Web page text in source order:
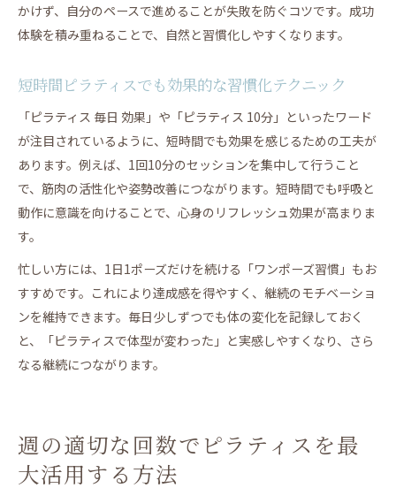
かけず、自分のペースで進めることが失敗を防ぐコツです。成功
体験を積み重ねることで、自然と習慣化しやすくなります。
短時間ピラティスでも効果的な習慣化テクニック
「ピラティス 毎日 効果」や「ピラティス 10分」といったワード
が注目されているように、短時間でも効果を感じるための工夫が
あります。例えば、1回10分のセッションを集中して行うこと
で、筋肉の活性化や姿勢改善につながります。短時間でも呼吸と
動作に意識を向けることで、心身のリフレッシュ効果が高まりま
す。
忙しい方には、1日1ポーズだけを続ける「ワンポーズ習慣」もお
すすめです。これにより達成感を得やすく、継続のモチベーショ
ンを維持できます。毎日少しずつでも体の変化を記録しておく
と、「ピラティスで体型が変わった」と実感しやすくなり、さら
なる継続につながります。
週の適切な回数でピラティスを最
大活用する方法